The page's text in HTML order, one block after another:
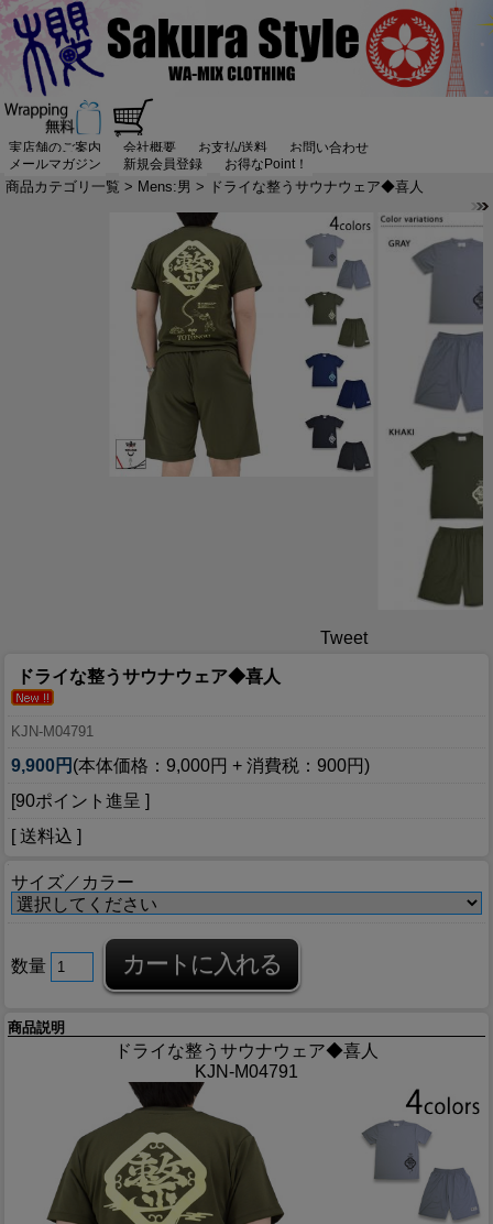
実店舗のご案内 会社概要 お支払/送料
お問い合わせ
メールマガジン
新規会員登録 お得なPoint！
商品カテゴリ一覧 > Mens:男 > ドライな整うサウナウェア◆喜人
Tweet
ドライな整うサウナウェア◆喜人
KJN-M04791
9,900円 (本体価格：9,000円 + 消費税：900円)
[90ポイント進呈 ]
[ 送料込 ]
サイズ／カラー
数量
商品説明
ドライな整うサウナウェア◆喜人
KJN-M04791